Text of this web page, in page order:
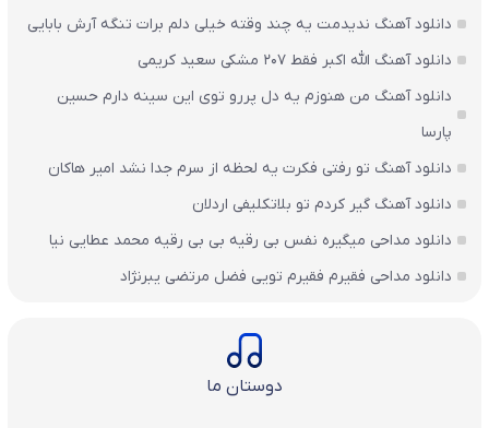
دانلود آهنگ ندیدمت یه چند وقته خیلی دلم برات تنگه آرش بابایی
دانلود آهنگ الله اکبر فقط 207 مشکی سعید کریمی
دانلود آهنگ من هنوزم یه دل پررو توی این سینه دارم حسین
پارسا
دانلود آهنگ تو رفتی فکرت یه لحظه از سرم جدا نشد امیر هاکان
دانلود آهنگ گیر کردم تو بلاتکلیفی اردلان
دانلود مداحی میگیره نفس بی رقیه بی بی رقیه محمد عطایی نیا
دانلود مداحی فقیرم فقیرم تویی فضل مرتضی یبرنژاد
دوستان ما